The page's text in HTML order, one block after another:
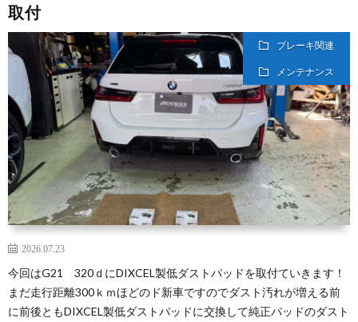
取付
ブレーキ関連
メンテナンス
2026.07.23
今回はG21 320ｄにDIXCEL製低ダストパッドを取付ていきます！
まだ走行距離300ｋｍほどのド新車ですのでダスト汚れが増える前
に前後ともDIXCEL製低ダストパッドに交換して純正パッドのダスト